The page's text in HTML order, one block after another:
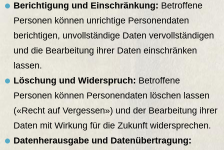
Berichtigung und Einschränkung: Betroffene
Personen können unrichtige Personendaten
berichtigen, unvollständige Daten vervollständigen
und die Bearbeitung ihrer Daten einschränken
lassen.
Löschung und Widerspruch: Betroffene
Personen können Personendaten löschen lassen
(«Recht auf Vergessen») und der Bearbeitung ihrer
Daten mit Wirkung für die Zukunft widersprechen.
Datenherausgabe und Datenübertragung: